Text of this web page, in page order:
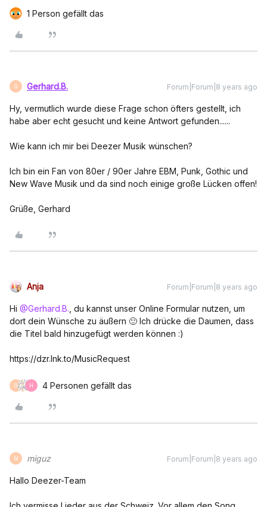
1 Person gefällt das
G Gerhard.B. Forum|Forum|8 years ago
Hy, vermutlich wurde diese Frage schon öfters gestellt, ich
habe aber echt gesucht und keine Antwort gefunden......
Wie kann ich mir bei Deezer Musik wünschen?
Ich bin ein Fan von 80er / 90er Jahre EBM, Punk, Gothic und
New Wave Musik und da sind noch einige große Lücken offen!
Grüße, Gerhard
Anja Forum|Forum|8 years ago
Hi @Gerhard.B. , du kannst unser Online Formular nutzen, um
dort dein Wünsche zu äußern 🙂 Ich drücke die Daumen, dass
die Titel bald hinzugefügt werden können :)
https://dzr.lnk.to/MusicRequest
G H 4 Personen gefällt das
M miguz Forum|Forum|8 years ago
Hallo Deezer-Team